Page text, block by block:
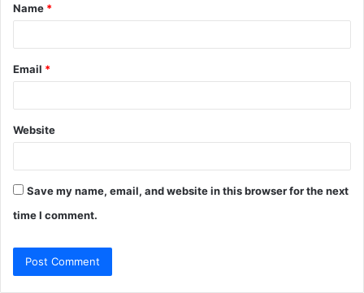
*
Name *
Email *
Website
Save my name, email, and website in this browser for the next
time I comment.